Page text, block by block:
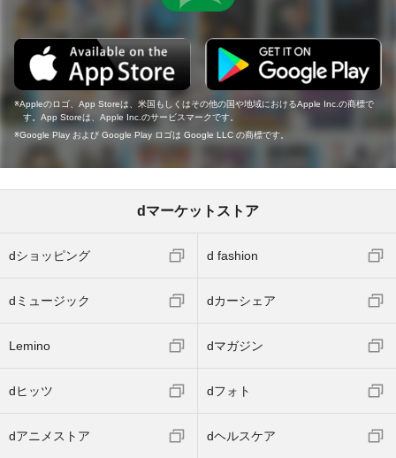
Appleのロゴ、App Storeは、米国もしくはその他の国や地域におけるApple Inc.の商標で
す。App Storeは、Apple Inc.のサービスマークです。
Google Play および Google Play ロゴは Google LLC の商標です。
dマーケットストア
dショッピング d fashion
dミュージック dカーシェア
Lemino dマガジン
dヒッツ dフォト
dアニメストア dヘルスケア